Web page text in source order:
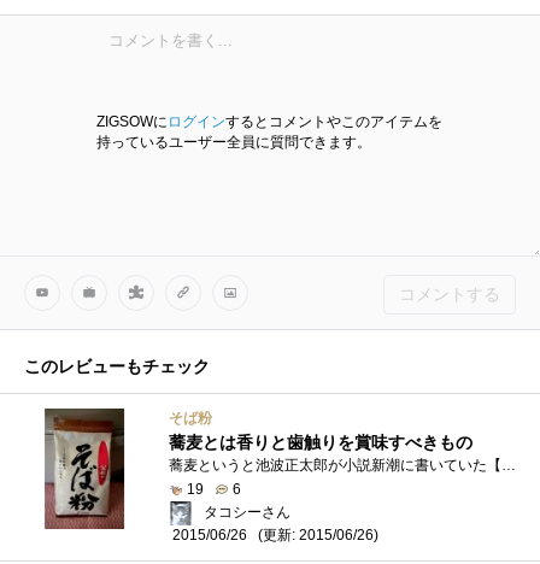
ZIGSOWに ログインするとコメントやこのアイテムを
持っているユーザー全員に質問できます。
コメントする
このレビューもチェック
そば粉
蕎麦とは香りと歯触りを賞味すべきもの
蕎麦というと池波正太郎が小説新潮に書いていた【剣客商売】での食通の薀蓄が有名です。画像はそば粉ですが蕎麦打ちして食するほど凝っては�...
19
6
タコシーさん
2015/06/26
(更新: 2015/06/26)